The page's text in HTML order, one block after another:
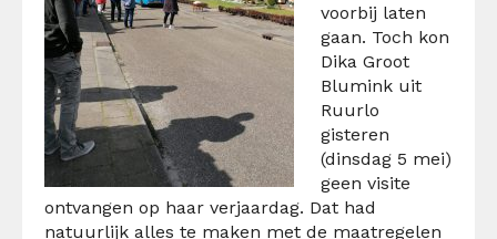
voorbij laten
gaan. Toch kon
Dika Groot
Blumink uit
Ruurlo
gisteren
(dinsdag 5 mei)
geen visite
ontvangen op haar verjaardag. Dat had
natuurlijk alles te maken met de maatregelen